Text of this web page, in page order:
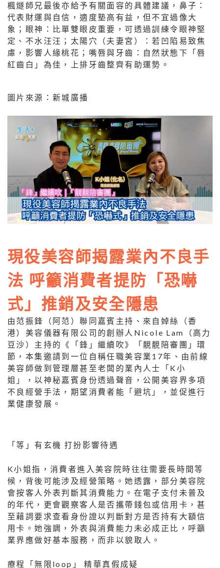
楓燧師兄最後亦給予有關面容的具體建議，鼻子：
代表財運與自信，適度墊高有益，但不宜過像大
象；眼神：比單雙眼皮重要，可透過訓練令眼神堅
定、不水汪汪；太陽穴（夫妻宮）：若凹陷易致焦
慮，影響人緣桃花；嘴唇與牙齒：自然狀態下「唇
紅齒白」為佳，上排牙齒整齊有助運勢。
圖片來源：新城廣播
現役美容師揭露業內不良手
法 呼籲消費者提防「恐嚇
式」推銷及安全隱患
由范振鋒（阿范）聯同嘉賓主持、來自婥絲（香
港）美容儀器有限公司的創辦人Nicole Lam（高力
豆沙）主持的《「鋒」繼續吹》「靚靚陪審團」環
節，本集邀請到一位自稱任職美容業17年、由前線
美容師做到管理層甚至老闆的業內人士「K小
姐」，以神秘嘉賓身份透過聲音，公開美容界多項
不良經營手法，期望消費者能「避坑」，並促進行
業健康發展。
「等」有玄機 打扮影響待遇
K小姐指，消費者進入美容院時往往需要長時間等
候，背後可能涉及經營策略。她透露，部分美容院
會按客人外表判斷其消費能力。在電子支付未普及
的年代，更會觀察客人是否攜帶錢包或信用卡，甚
至藉詞要求查看身份證以判斷對方是否持有大額信
用卡。她強調，外表與消費能力未必成正比，呼籲
業界應做好基本服務，而非以貌取人。
療程「無限loop」 精華真假成疑